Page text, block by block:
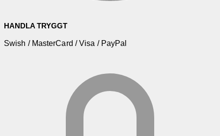
HANDLA TRYGGT
Swish / MasterCard / Visa / PayPal